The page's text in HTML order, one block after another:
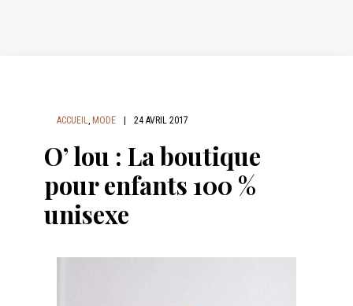
ACCUEIL, MODE 24 AVRIL 2017
O’ lou : La boutique
pour enfants 100 %
unisexe